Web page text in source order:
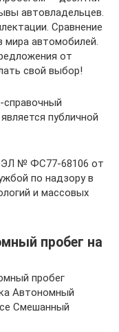
автовладельцев.
Сравнение
автомобилей.
от
свой выбор!
публичной
ЭЛ № ФС77-68106 от
по надзору в
и массовых
пробег на
пробег
Автономный
Смешанный